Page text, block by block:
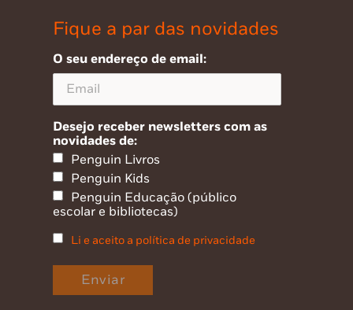
Fique a par das novidades
O seu endereço de email:
Desejo receber newsletters com as
novidades de:
Penguin Livros
Penguin Kids
Penguin Educação (público
escolar e bibliotecas)
Li e aceito a política de privacidade